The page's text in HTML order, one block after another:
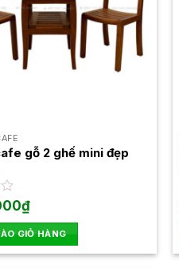
gỗ 2 ghế mini đẹp
₫
GIỎ HÀNG